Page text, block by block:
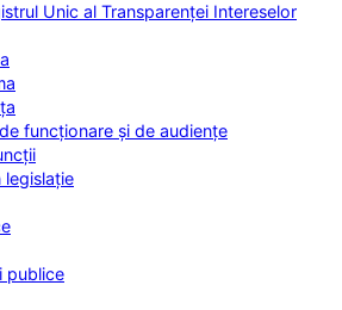
Unic al Transparenței Intereselor
funcționare și de audiențe
legislație
publice